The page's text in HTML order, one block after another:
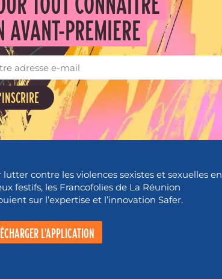
AVANT-PREMIERE
lutter contre les violences sexistes et sexuelles en
festifs, les Francofolies de La Réunion
sur l’expertise et l’innovation Safer.
L'APPLICATION